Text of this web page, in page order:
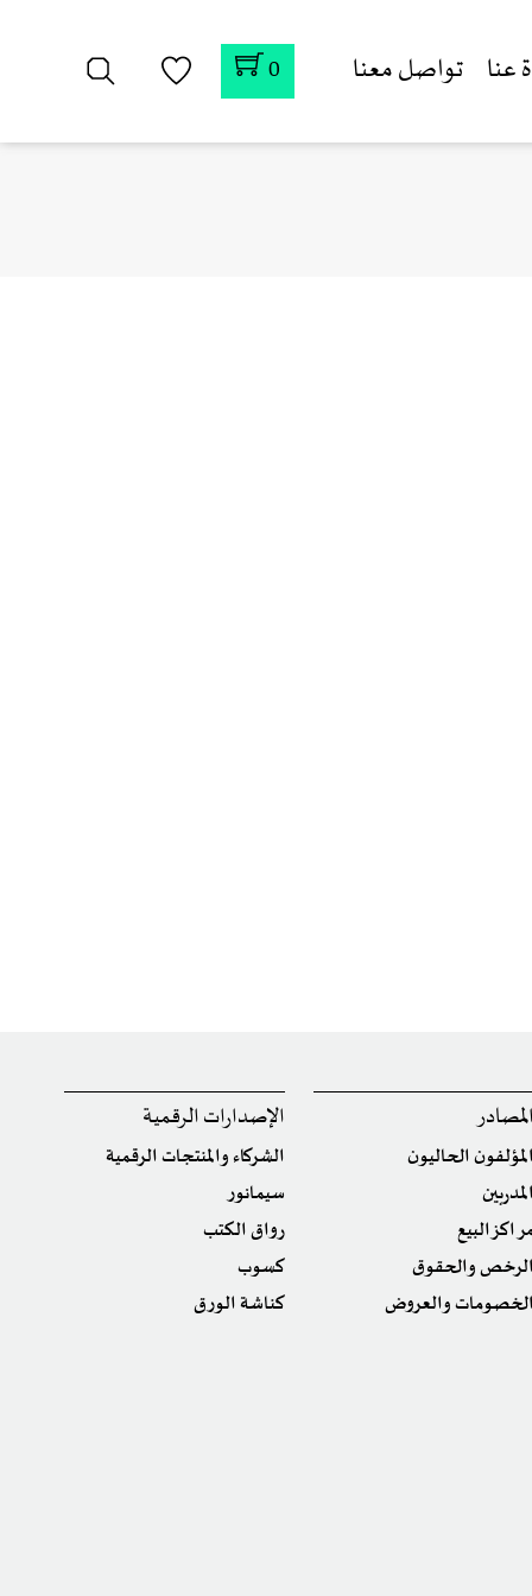
عنا تواصل معنا 0
الحاليون
البيع
والحقوق
والعروض
الإصدارات الرقمية
الشركاء والمنتجات الرقمية
سيمانور
رواق الكتب
كسوب
كناشة الورق